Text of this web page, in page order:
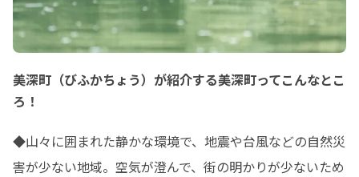
美深町（びふかちょう）が紹介する美深町ってこんなとこ
ろ！
◆山々に囲まれた静かな環境で、地震や台風などの自然災
害が少ない地域。空気が澄んで、街の明かりが少ないため